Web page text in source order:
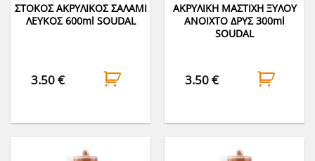
ΣΤΟΚΟΣ ΑΚΡΥΛΙΚΟΣ ΣΑΛΑΜΙ
ΛΕΥΚΟΣ 600ml SOUDAL
3.50€
ΑΚΡΥΛΙΚΗ ΜΑΣΤΙΧΗ ΞΥΛΟΥ
ΑΝΟΙΧΤΟ ΔΡΥΣ 300ml
SOUDAL
3.50€